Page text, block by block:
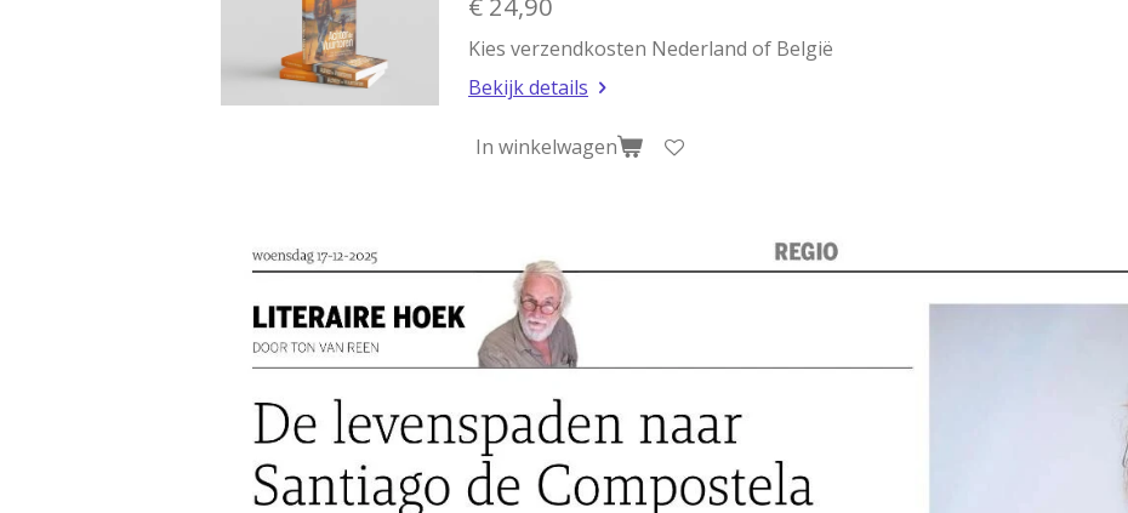
Kies verzendkosten Nederland of België
Bekijk details
In winkelwagen